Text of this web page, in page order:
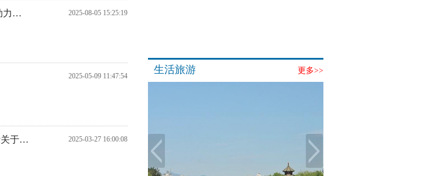
2025-08-05 15:25:19
《湿地公约》第十五届缔约方大会呼吁——加强湿地长期保护 助力可持续发展
2025-05-09 11:47:54
2025-03-27 16:00:08
中华人民共和国和法兰西共和国在《巴黎协定》达成十周年之际关于气候变化的联合声明
更多>>
生活旅游